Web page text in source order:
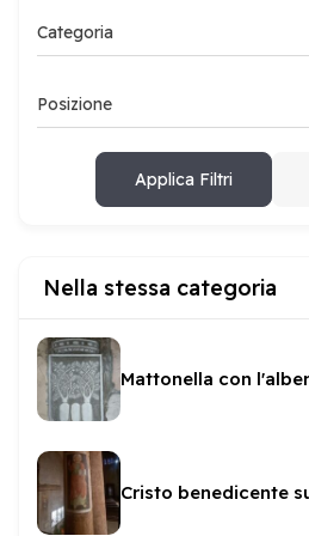
Categoria
Posizione
Applica Filtri
Nella stessa categoria